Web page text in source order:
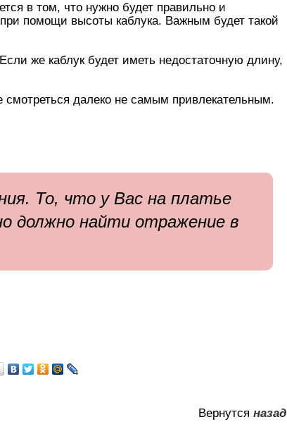
в том, что нужно будет правильно и
при помощи высоты каблука. Важным будет такой
же каблук будет иметь недостаточную длину,
далеко не самым привлекательным.
То, что у Вас на платье
должно найти отражение в
Вернутся назад